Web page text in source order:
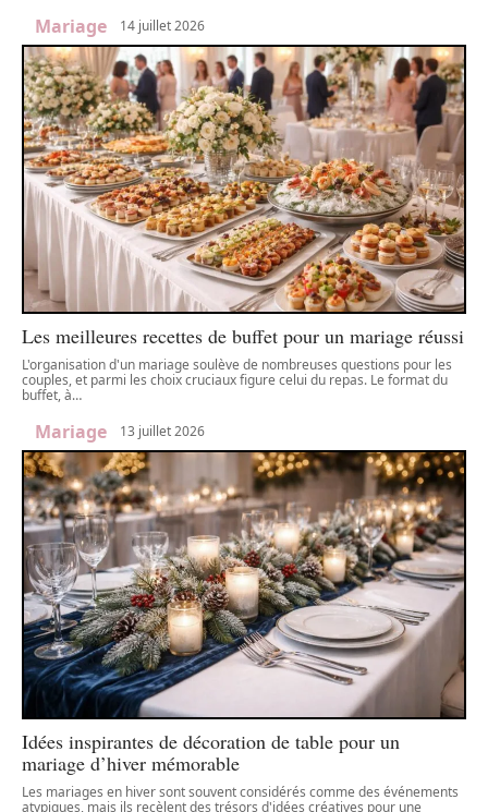
Mariage 14 juillet 2026
Les meilleures recettes de buffet pour un mariage réussi
L'organisation d'un mariage soulève de nombreuses questions pour les
couples, et parmi les choix cruciaux figure celui du repas. Le format du
buffet, à…
Mariage 13 juillet 2026
Idées inspirantes de décoration de table pour un
mariage d’hiver mémorable
Les mariages en hiver sont souvent considérés comme des événements
atypiques, mais ils recèlent des trésors d'idées créatives pour une